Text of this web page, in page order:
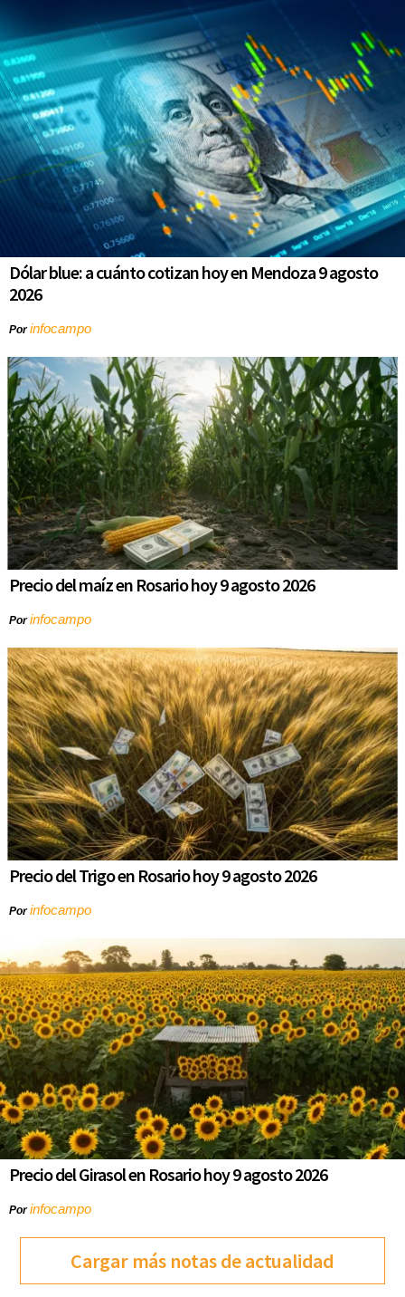
Dólar blue: a cuánto cotizan hoy en Mendoza 9 agosto
2026
Porinfocampo
Precio del maíz en Rosario hoy 9 agosto 2026
Porinfocampo
Precio del Trigo en Rosario hoy 9 agosto 2026
Porinfocampo
Precio del Girasol en Rosario hoy 9 agosto 2026
Porinfocampo
Cargar más notas de actualidad